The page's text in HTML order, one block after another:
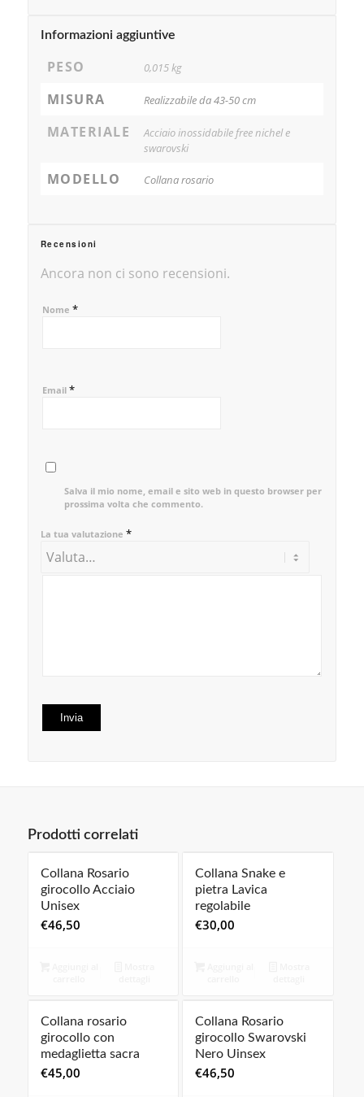
Informazioni aggiuntive
PESO 0,015 kg
MISURA Realizzabile da 43-50 cm
MATERIALE
Acciaio inossidabile free nichel e
swarovski
MODELLO Collana rosario
Recensioni
Ancora non ci sono recensioni.
Nome *
Email *
Salva il mio nome, email e sito web in questo browser per la
prossima volta che commento.
La tua valutazione *
Prodotti correlati
Collana Rosario
girocollo Acciaio
Unisex
€46,50
Collana Snake e
pietra Lavica
regolabile
€30,00
Collana rosario
girocollo con
medaglietta sacra
€45,00
Collana Rosario
girocollo Swarovski
Nero Uinsex
€46,50